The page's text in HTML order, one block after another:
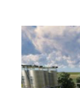
Les